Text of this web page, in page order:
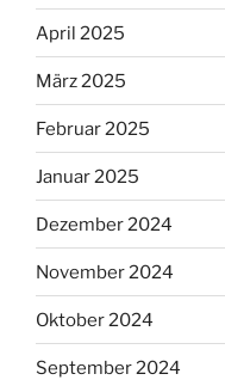
April 2025
März 2025
Februar 2025
Januar 2025
Dezember 2024
November 2024
Oktober 2024
September 2024